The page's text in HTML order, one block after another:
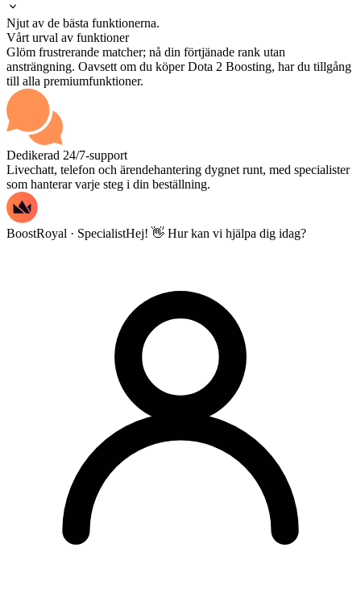
Njut av de bästa funktionerna.
Vårt urval av funktioner
Glöm frustrerande matcher; nå din förtjänade rank utan
ansträngning. Oavsett om du köper Dota 2 Boosting, har du tillgång
till alla premiumfunktioner.
Dedikerad 24/7-support
Livechatt, telefon och ärendehantering dygnet runt, med specialister
som hanterar varje steg i din beställning.
BoostRoyal · SpecialistHej! 👋 Hur kan vi hjälpa dig idag?